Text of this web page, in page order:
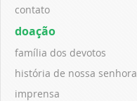
contato
doação
família dos devotos
história de nossa senhora
imprensa